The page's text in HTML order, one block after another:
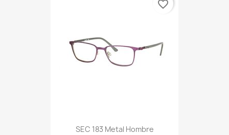
SEC 183 Metal Hombre
favorite_border